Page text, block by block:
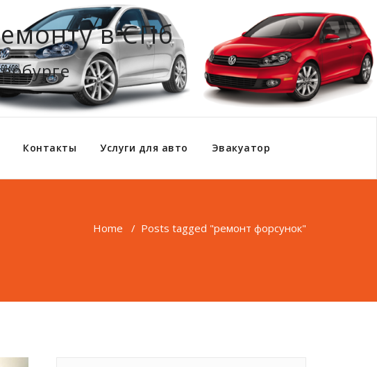
в СПб
Контакты Услуги для авто Эвакуатор
Home / Posts tagged "ремонт форсунок"